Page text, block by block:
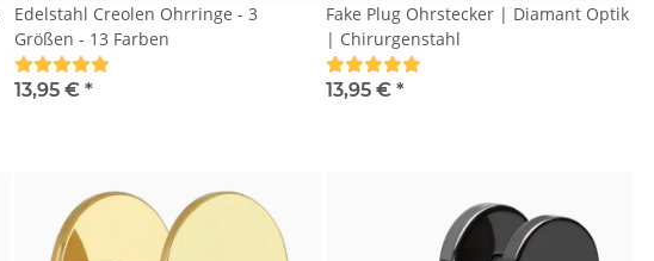
Edelstahl Creolen Ohrringe - 3
Größen - 13 Farben
13,95 € *
Fake Plug Ohrstecker | Diamant Optik
| Chirurgenstahl
13,95 € *